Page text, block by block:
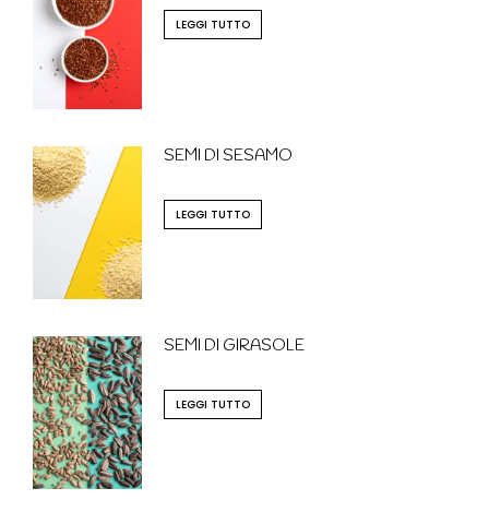
LEGGI TUTTO
SEMI DI SESAMO
LEGGI TUTTO
SEMI DI GIRASOLE
LEGGI TUTTO